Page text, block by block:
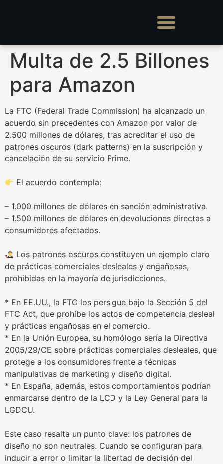
Multa de 2.5 Billones
para Amazon
La FTC (Federal Trade Commission) ha alcanzado un
acuerdo sin precedentes con Amazon por valor de
2.500 millones de dólares, tras acreditar el uso de
patrones oscuros (dark patterns) en la suscripción y
cancelación de su servicio Prime.
El acuerdo contempla:
– 1.000 millones de dólares en sanción administrativa.
– 1.500 millones de dólares en devoluciones directas a
consumidores afectados.
Los patrones oscuros constituyen un ejemplo claro
de prácticas comerciales desleales y engañosas,
prohibidas en la mayoría de jurisdicciones.
* En EE.UU., la FTC los persigue bajo la Sección 5 del
FTC Act, que prohíbe los actos de competencia desleal
y prácticas engañosas en el comercio.
* En la Unión Europea, su homólogo sería la Directiva
2005/29/CE sobre prácticas comerciales desleales, que
protege a los consumidores frente a técnicas
manipulativas de marketing y diseño digital.
* En España, además, estos comportamientos podrían
enmarcarse dentro de la LCD y la Ley General para la
LGDCU.
Este caso resalta un punto clave: los patrones de
diseño no son neutrales. Cuando se configuran para
inducir a error o limitar la libertad de decisión del